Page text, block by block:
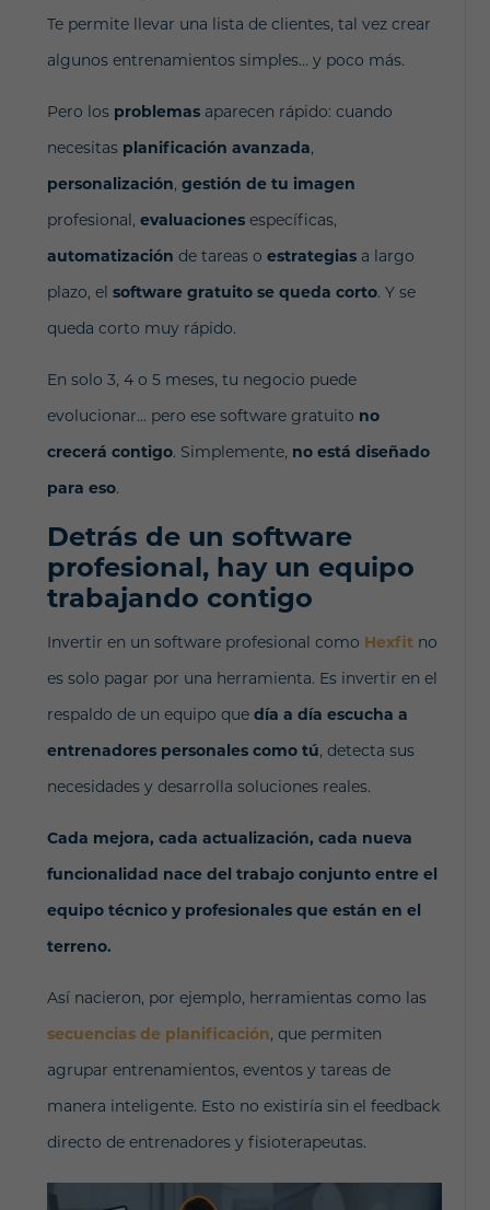
Te permite llevar una lista de clientes, tal vez crear
algunos entrenamientos simples… y poco más.
Pero los problemasaparecen rápido: cuando
necesitas planificación avanzada,
personalización, gestión de tu imagen
profesional, evaluacionesespecíficas,
automatización de tareas o estrategiasa largo
plazo, el software gratuito se queda corto. Y se
queda corto muy rápido.
En solo 3, 4 o 5 meses, tu negocio puede
evolucionar… pero ese software gratuito no
crecerá contigo. Simplemente, no está diseñado
para eso.
Detrás de un software
profesional, hay un equipo
trabajando contigo
Invertir en un software profesional como Hexfitno
es solo pagar por una herramienta. Es invertir en el
respaldo de un equipo que día a día escucha a
entrenadores personales como tú, detecta sus
necesidades y desarrolla soluciones reales.
Cada mejora, cada actualización, cada nueva
funcionalidad nace del trabajo conjunto entre el
equipo técnico y profesionales que están en el
terreno.
Así nacieron, por ejemplo, herramientas como las
secuencias de planificación, que permiten
agrupar entrenamientos, eventos y tareas de
manera inteligente. Esto no existiría sin el feedback
directo de entrenadores y fisioterapeutas.